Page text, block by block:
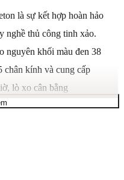
là sự kết hợp hoàn hảo
nghề thủ công tinh xảo.
nguyên khối màu đen 38
chân kính và cung cấp
lò xo cân bằng
thử nghiệm vượt quá